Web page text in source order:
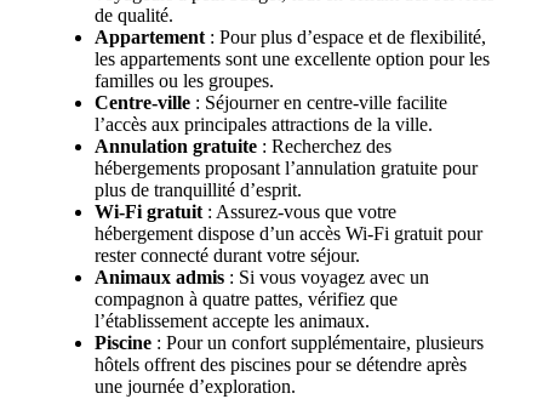
de qualité.
Appartement: Pour plus d’espace et de flexibilité,
les appartements sont une excellente option pour les
familles ou les groupes.
Centre-ville : Séjourner en centre-ville facilite
l’accès aux principales attractions de la ville.
Annulation gratuite : Recherchez des
hébergements proposant l’annulation gratuite pour
plus de tranquillité d’esprit.
Wi-Fi gratuit: Assurez-vous que votre
hébergement dispose d’un accès Wi-Fi gratuit pour
rester connecté durant votre séjour.
Animaux admis : Si vous voyagez avec un
compagnon à quatre pattes, vérifiez que
l’établissement accepte les animaux.
Piscine : Pour un confort supplémentaire, plusieurs
hôtels offrent des piscines pour se détendre après
une journée d’exploration.